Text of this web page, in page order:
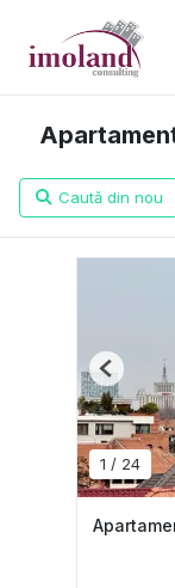
Caută din nou
1 / 24
Previous